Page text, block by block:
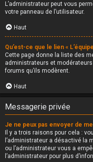
L’administrateur peut vous
votre panneau de l’utilisateur.
Haut
Qu’est-ce que le lien «
Cette page donne la liste des
administrateurs et
forums qu’ils modèrent.
Haut
Messagerie privée
Je ne peux pas envoyer de
Il y a trois raisons pour cela :
l’administrateur a désactivé la
ou l’administrateur vous a
l’administrateur pour plus